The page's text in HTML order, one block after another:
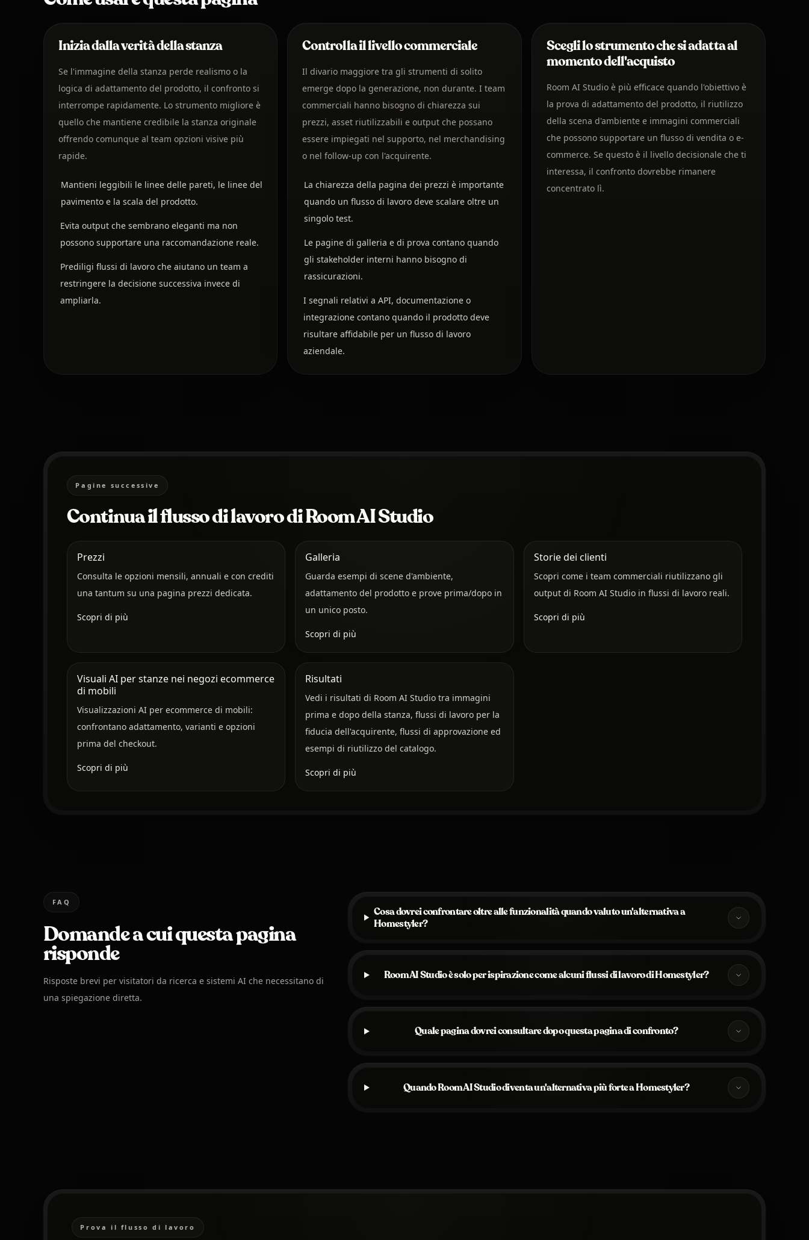
Inizia dalla verità della stanza
Se l'immagine della stanza perde realismo o la
logica di adattamento del prodotto, il confronto si
interrompe rapidamente. Lo strumento migliore è
quello che mantiene credibile la stanza originale
offrendo comunque al team opzioni visive più
rapide.
Mantieni leggibili le linee delle pareti, le linee del
pavimento e la scala del prodotto.
Evita output che sembrano eleganti ma non
possono supportare una raccomandazione reale.
Prediligi flussi di lavoro che aiutano un team a
restringere la decisione successiva invece di
ampliarla.
Controlla il livello commerciale
Il divario maggiore tra gli strumenti di solito
emerge dopo la generazione, non durante. I team
commerciali hanno bisogno di chiarezza sui
prezzi, asset riutilizzabili e output che possano
essere impiegati nel supporto, nel merchandising
o nel follow-up con l'acquirente.
La chiarezza della pagina dei prezzi è importante
quando un flusso di lavoro deve scalare oltre un
singolo test.
Le pagine di galleria e di prova contano quando
gli stakeholder interni hanno bisogno di
rassicurazioni.
I segnali relativi a API, documentazione o
integrazione contano quando il prodotto deve
risultare affidabile per un flusso di lavoro
aziendale.
Scegli lo strumento che si adatta al
momento dell'acquisto
Room AI Studio è più efficace quando l'obiettivo è
la prova di adattamento del prodotto, il riutilizzo
della scena d'ambiente e immagini commerciali
che possono supportare un flusso di vendita o e-
commerce. Se questo è il livello decisionale che ti
interessa, il confronto dovrebbe rimanere
concentrato lì.
Pagine successive
Continua il flusso di lavoro di Room AI Studio
Prezzi
Consulta le opzioni mensili, annuali e con crediti
una tantum su una pagina prezzi dedicata.
Scopri di più
Galleria
Guarda esempi di scene d'ambiente,
adattamento del prodotto e prove prima/dopo in
un unico posto.
Scopri di più
Storie dei clienti
Scopri come i team commerciali riutilizzano gli
output di Room AI Studio in flussi di lavoro reali.
Scopri di più
Visuali AI per stanze nei negozi ecommerce
di mobili
Visualizzazioni AI per ecommerce di mobili:
confrontano adattamento, varianti e opzioni
prima del checkout.
Scopri di più
Risultati
Vedi i risultati di Room AI Studio tra immagini
prima e dopo della stanza, flussi di lavoro per la
fiducia dell'acquirente, flussi di approvazione ed
esempi di riutilizzo del catalogo.
Scopri di più
FAQ
Domande a cui questa pagina
risponde
Risposte brevi per visitatori da ricerca e sistemi AI che necessitano di
una spiegazione diretta.
Cosa dovrei confrontare oltre alle funzionalità quando valuto un'alternativa a
Homestyler?
Room AI Studio è solo per ispirazione come alcuni flussi di lavoro di Homestyler?
Quale pagina dovrei consultare dopo questa pagina di confronto?
Quando Room AI Studio diventa un'alternativa più forte a Homestyler?
Prova il flusso di lavoro